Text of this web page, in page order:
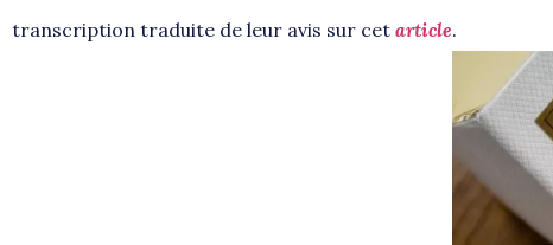
transcription traduite de leur avis sur cet article.